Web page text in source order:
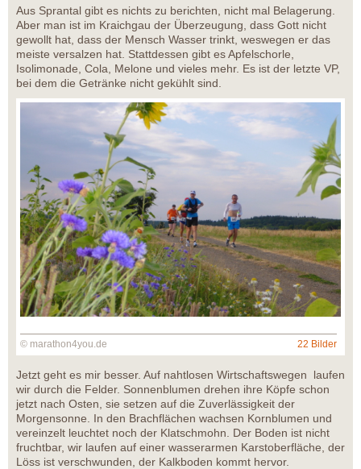
Aus Sprantal gibt es nichts zu berichten, nicht mal Belagerung.
Aber man ist im Kraichgau der Überzeugung, dass Gott nicht
gewollt hat, dass der Mensch Wasser trinkt, weswegen er das
meiste versalzen hat. Stattdessen gibt es Apfelschorle,
Isolimonade, Cola, Melone und vieles mehr. Es ist der letzte VP,
bei dem die Getränke nicht gekühlt sind.
© marathon4you.de 22 Bilder
Jetzt geht es mir besser. Auf nahtlosen Wirtschaftswegen laufen
wir durch die Felder. Sonnenblumen drehen ihre Köpfe schon
jetzt nach Osten, sie setzen auf die Zuverlässigkeit der
Morgensonne. In den Brachflächen wachsen Kornblumen und
vereinzelt leuchtet noch der Klatschmohn. Der Boden ist nicht
fruchtbar, wir laufen auf einer wasserarmen Karstoberfläche, der
Löss ist verschwunden, der Kalkboden kommt hervor.